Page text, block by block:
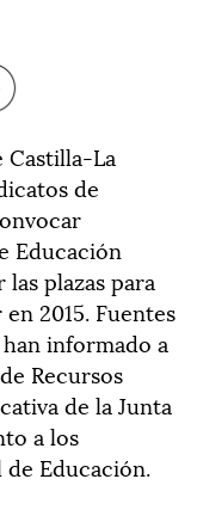
Castilla-La
de
Educación
plazas para
2015. Fuentes
informado a
Recursos
de la Junta
a los
Educación.